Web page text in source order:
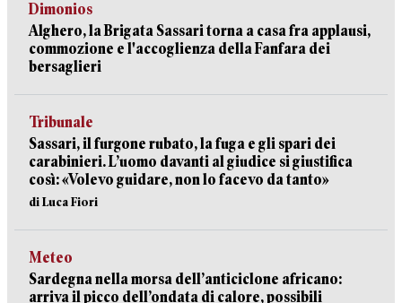
Dimonios
Alghero, la Brigata Sassari torna a casa fra applausi,
commozione e l'accoglienza della Fanfara dei
bersaglieri
Tribunale
Sassari, il furgone rubato, la fuga e gli spari dei
carabinieri. L’uomo davanti al giudice si giustifica
così: «Volevo guidare, non lo facevo da tanto»
di Luca Fiori
Meteo
Sardegna nella morsa dell’anticiclone africano:
arriva il picco dell’ondata di calore, possibili